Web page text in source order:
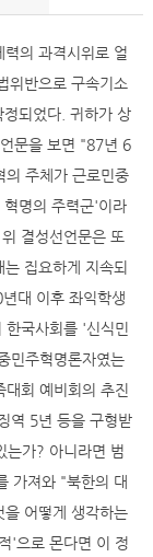
의 과격시위로 얼
위반으로 구속기소
되었다. 귀하가 상
문을 보면 "87년 6
의 주체가 근로민중
명의 주력군'이라
결성선언문은 또
집요하게 지속되
대 이후 좌익학생
국사회를 '신식민
민주혁명론자였는
회 예비회의 추진
역 5년 등을 구형받
는가? 아니라면 범
가져와 "북한의 대
어떻게 생각하는
'으로 몬다면 이 정